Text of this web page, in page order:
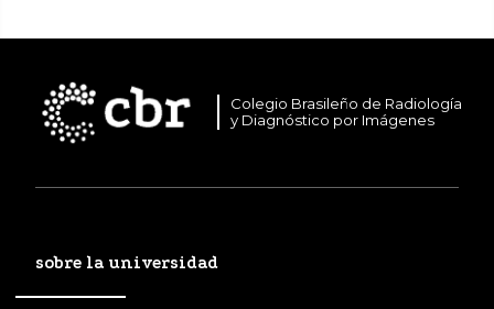
Colegio Brasileño de Radiología
y Diagnóstico por Imágenes
sobre la universidad